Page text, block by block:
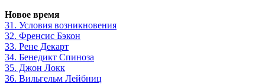
Новое время
31. Условия возникновения
32. Френсис Бэкон
33. Рене Декарт
34. Бенедикт Спиноза
35. Джон Локк
36. Вильгельм Лейбниц